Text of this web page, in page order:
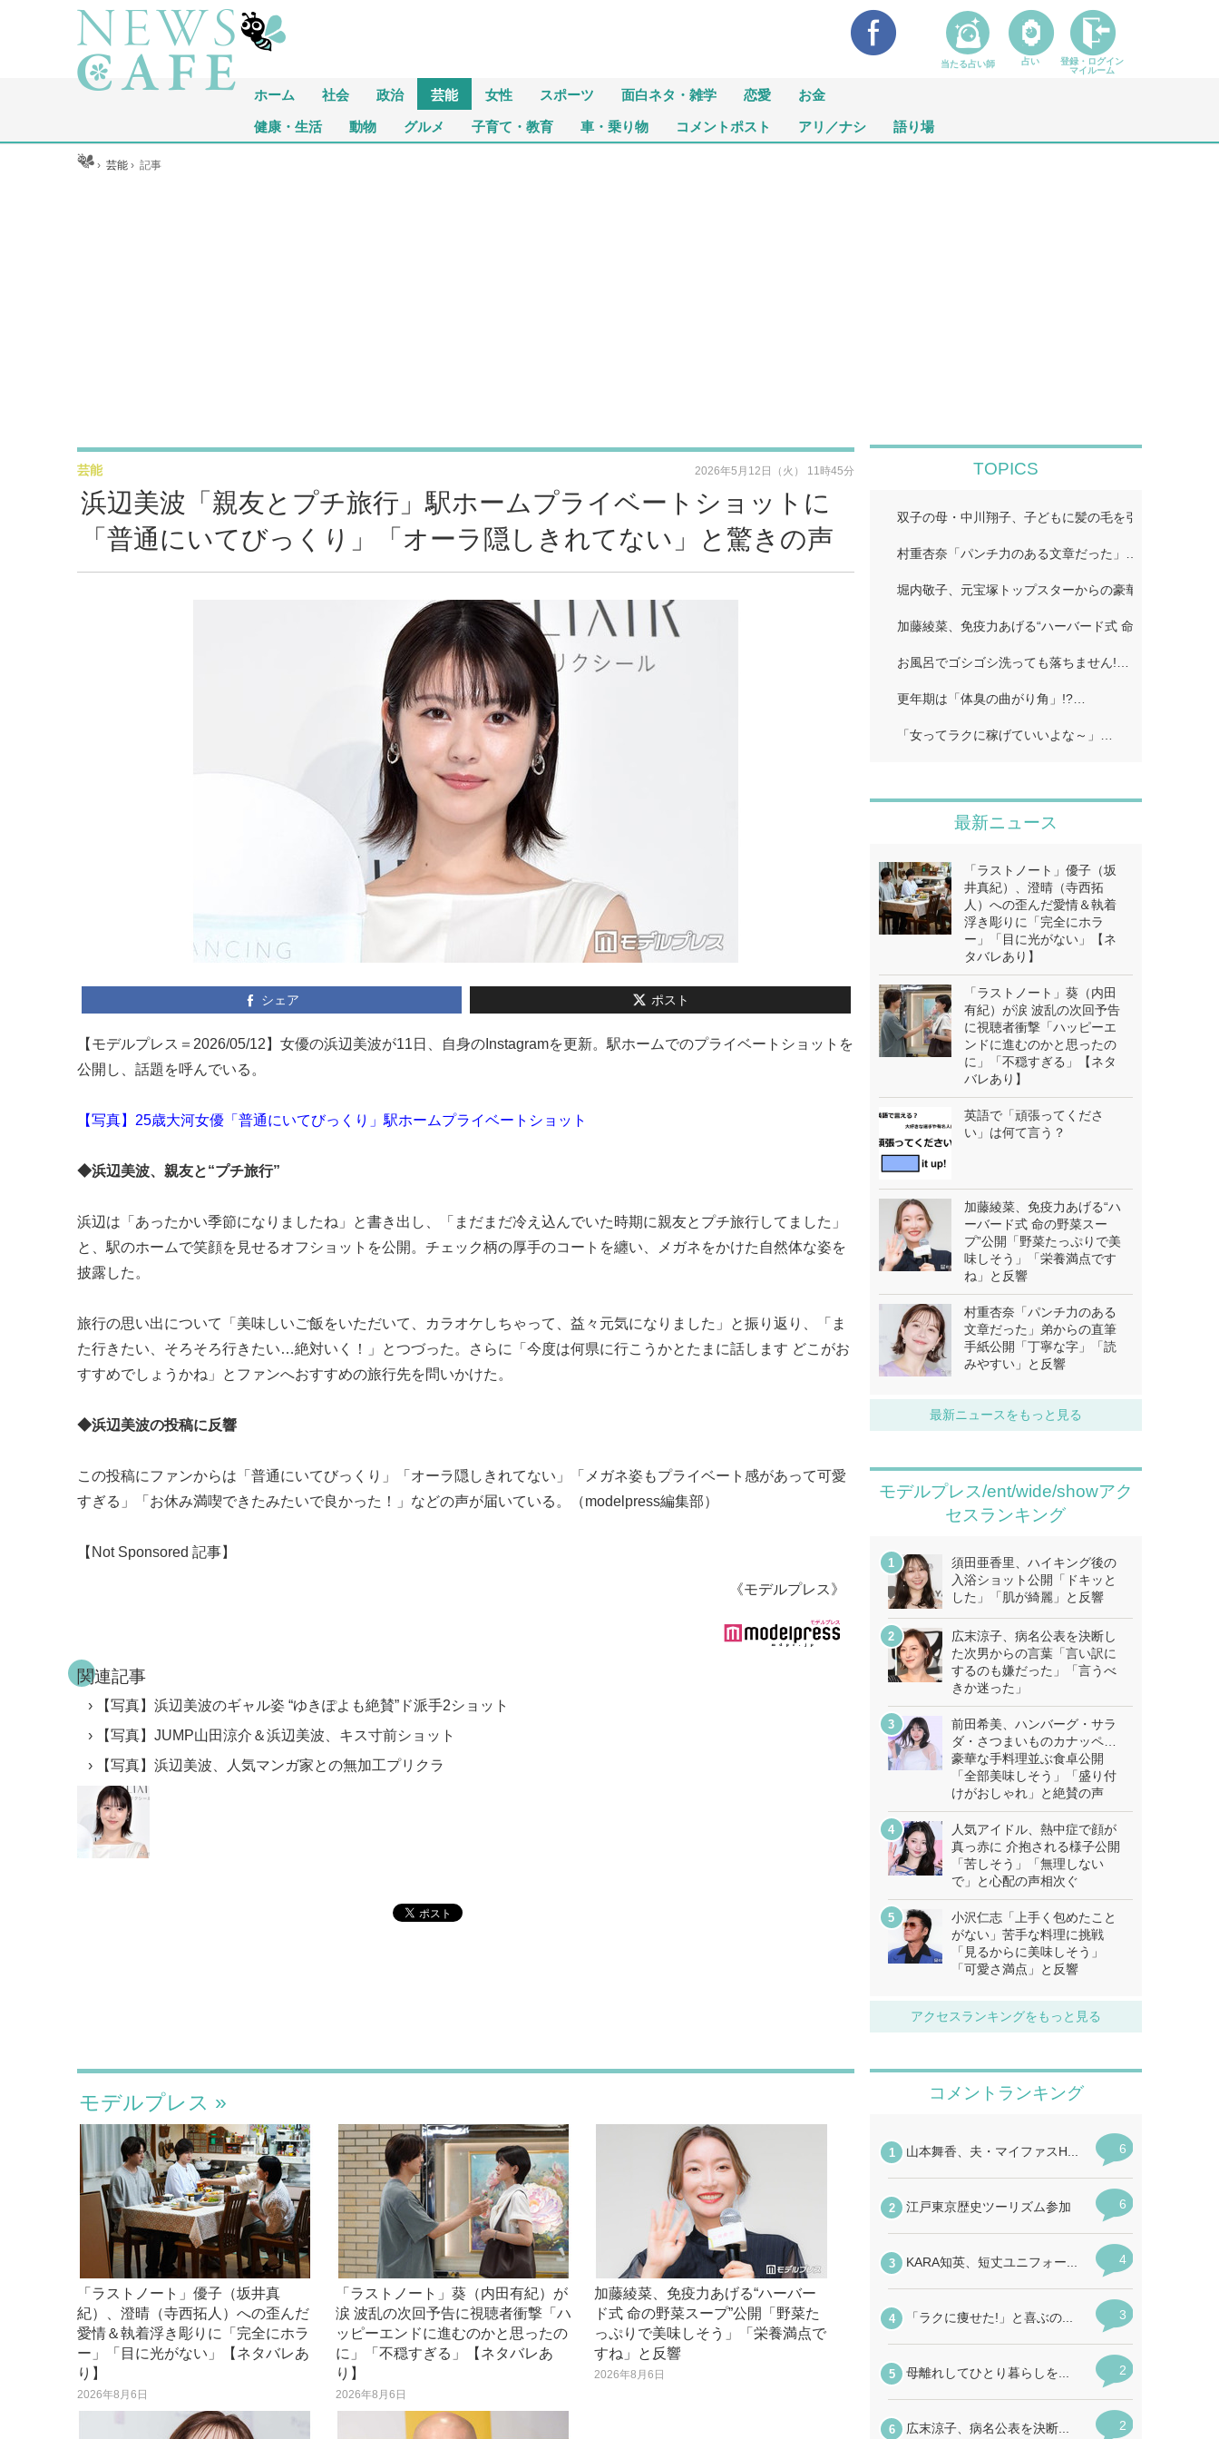
ホーム 社会 政治 芸能 女性 スポーツ 面白ネタ・雑学 恋愛 お金
健康・生活 動物 グルメ 子育て・教育 車・乗り物 コメントポスト アリ／ナシ 語り場
ホーム ›芸能 ›記事
浜辺美波「親友とプチ旅行」駅ホームプライベートショットに
「普通にいてびっくり」「オーラ隠しきれてない」と驚きの声
芸能 2026年5月12日（火） 11時45分
シェア ポスト
【モデルプレス＝2026/05/12】女優の浜辺美波が11日、自身のInstagramを更新。駅ホームでのプライベートショットを
公開し、話題を呼んでいる。
【写真】25歳大河女優「普通にいてびっくり」駅ホームプライベートショット
◆浜辺美波、親友と“プチ旅行”
浜辺は「あったかい季節になりましたね」と書き出し、「まだまだ冷え込んでいた時期に親友とプチ旅行してました」
と、駅のホームで笑顔を見せるオフショットを公開。チェック柄の厚手のコートを纏い、メガネをかけた自然体な姿を
披露した。
旅行の思い出について「美味しいご飯をいただいて、カラオケしちゃって、益々元気になりました」と振り返り、「ま
た行きたい、そろそろ行きたい…絶対いく！」とつづった。さらに「今度は何県に行こうかとたまに話します どこがお
すすめでしょうかね」とファンへおすすめの旅行先を問いかけた。
◆浜辺美波の投稿に反響
この投稿にファンからは「普通にいてびっくり」「オーラ隠しきれてない」「メガネ姿もプライベート感があって可愛
すぎる」「お休み満喫できたみたいで良かった！」などの声が届いている。（modelpress編集部）
【Not Sponsored 記事】
《モデルプレス》
関連記事
【写真】浜辺美波のギャル姿 “ゆきぽよも絶賛”ド派手2ショット
【写真】JUMP山田涼介＆浜辺美波、キス寸前ショット
【写真】浜辺美波、人気マンガ家との無加工プリクラ
モデルプレス
「ラストノート」優子（坂井真
紀）、澄晴（寺西拓人）への歪んだ
愛情＆執着浮き彫りに「完全にホラ
ー」「目に光がない」【ネタバレあ
り】
2026年8月6日
「ラストノート」葵（内田有紀）が
涙 波乱の次回予告に視聴者衝撃「ハ
ッピーエンドに進むのかと思ったの
に」「不穏すぎる」【ネタバレあ
り】
2026年8月6日
加藤綾菜、免疫力あげる“ハーバー
ド式 命の野菜スープ”公開「野菜た
っぷりで美味しそう」「栄養満点で
すね」と反響
2026年8月6日
TOPICS
双子の母・中川翔子、子どもに髪の毛を引っ張られ困
村重杏奈「パンチ力のある文章だった」…
堀内敬子、元宝塚トップスターからの豪華差し入れ披
加藤綾菜、免疫力あげる“ハーバード式 命の野菜スー
お風呂でゴシゴシ洗っても落ちません!…
更年期は「体臭の曲がり角」!?…
「女ってラクに稼げていいよな～」…
最新ニュース
「ラストノート」優子（坂
井真紀）、澄晴（寺西拓
人）への歪んだ愛情＆執着
浮き彫りに「完全にホラ
ー」「目に光がない」【ネ
タバレあり】
「ラストノート」葵（内田
有紀）が涙 波乱の次回予告
に視聴者衝撃「ハッピーエ
ンドに進むのかと思ったの
に」「不穏すぎる」【ネタ
バレあり】
英語で「頑張ってくださ
い」は何て言う？
加藤綾菜、免疫力あげる“ハ
ーバード式 命の野菜スー
プ”公開「野菜たっぷりで美
味しそう」「栄養満点です
ね」と反響
村重杏奈「パンチ力のある
文章だった」弟からの直筆
手紙公開「丁寧な字」「読
みやすい」と反響
最新ニュースをもっと見る
モデルプレス/ent/wide/showアク
セスランキング
須田亜香里、ハイキング後の
入浴ショット公開「ドキッと
した」「肌が綺麗」と反響
広末涼子、病名公表を決断し
た次男からの言葉「言い訳に
するのも嫌だった」「言うべ
きか迷った」
前田希美、ハンバーグ・サラ
ダ・さつまいものカナッペ…
豪華な手料理並ぶ食卓公開
「全部美味しそう」「盛り付
けがおしゃれ」と絶賛の声
人気アイドル、熱中症で顔が
真っ赤に 介抱される様子公開
「苦しそう」「無理しない
で」と心配の声相次ぐ
小沢仁志「上手く包めたこと
がない」苦手な料理に挑戦
「見るからに美味しそう」
「可愛さ満点」と反響
アクセスランキングをもっと見る
当たる占い師 占い
登録・ログイン
マイルーム